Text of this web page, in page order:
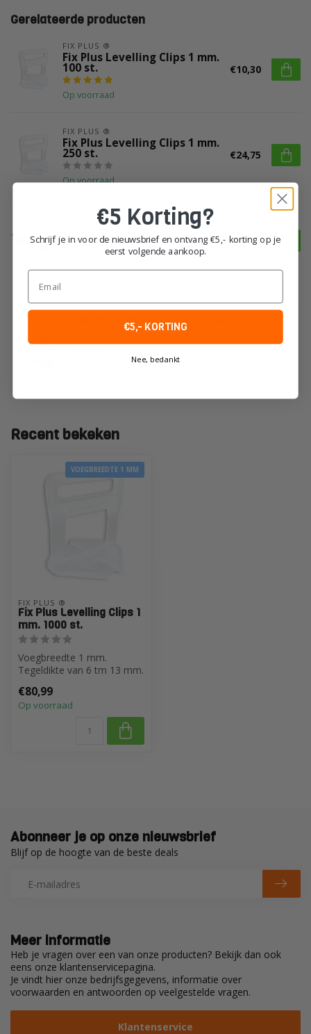
Gerelateerde producten
FIX PLUS ®
Fix Plus Levelling Clips 1 mm.
100 st.
Op voorraad
€10,30
FIX PLUS ®
Fix Plus Levelling Clips 1 mm.
250 st.
Op voorraad
€24,75
FIX PLUS ®
Fix Plus ® Kunststof
Gereedschapsbak €11,22
Heeft u vragen over dit product?
Of heeft u hulp nodig bij het plaatsen van uw
order?
Neem dan gerust contact op met onze
Recent bekeken
VOEGBREEDTE 1 MM
FIX PLUS ®
Fix Plus Levelling Clips 1
mm. 1000 st.
Voegbreedte 1 mm.
Tegeldikte van 6 tm 13 mm.
€80,99
Op voorraad
Meer informatie
Heb je vragen over een van onze producten? Bekijk dan ook
eens onze klantenservicepagina.
Je vindt hier onze bedrijfsgegevens, informatie over
voorwaarden en antwoorden op veelgestelde vragen.
Klantenservice
Abonneer je op onze nieuwsbrief
Blijf op de hoogte van de beste deals
€5 Korting?
Schrijf je in voor de nieuwsbrief en ontvang €5,- korting op je
eerst volgende aankoop.
Email
€5,- KORTING
Nee, bedankt